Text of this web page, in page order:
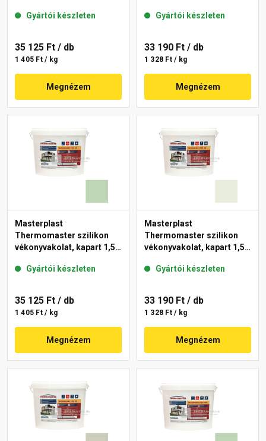
Gyártói készleten
35 125 Ft / db
1 405 Ft / kg
Megnézem
Gyártói készleten
33 190 Ft / db
1 328 Ft / kg
Megnézem
Masterplast
Thermomaster szilikon
vékonyvakolat, kapart 1,5
Gyártói készleten
35 125 Ft / db
1 405 Ft / kg
Megnézem
Masterplast
Thermomaster szilikon
vékonyvakolat, kapart 1,5
Gyártói készleten
33 190 Ft / db
1 328 Ft / kg
Megnézem